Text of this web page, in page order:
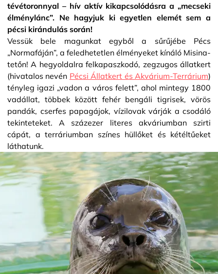
tévétoronnyal – hív aktív kikapcsolódásra a „mecseki
élménylánc”. Ne hagyjuk ki egyetlen elemét sem a
pécsi kirándulás során!
Vessük bele magunkat egyből a sűrűjébe Pécs
„Normafáján”, a feledhetetlen élményeket kínáló Misina-
tetőn! A hegyoldalra felkapaszkodó, zegzugos állatkert
(hivatalos nevén Pécsi Állatkert és Akvárium-Terrárium)
tényleg igazi „vadon a város felett”, ahol mintegy 1800
vadállat, többek között fehér bengáli tigrisek, vörös
pandák, cserfes papagájok, vízilovak várják a csodáló
tekinteteket. A százezer literes akváriumban szirti
cápát, a terráriumban színes hüllőket és kétéltűeket
láthatunk.